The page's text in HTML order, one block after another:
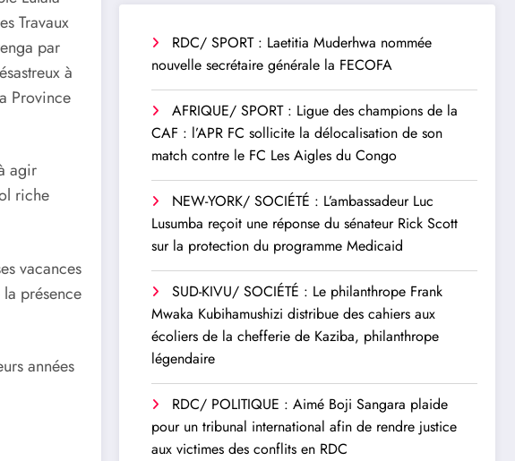
Travaux
par
à
Province
agir
riche
vacances
présence
années
RDC/ SPORT : Laetitia Muderhwa nommée
nouvelle secrétaire générale la FECOFA
AFRIQUE/ SPORT : Ligue des champions de la
CAF : l’APR FC sollicite la délocalisation de son
match contre le FC Les Aigles du Congo
NEW-YORK/ SOCIÉTÉ : L’ambassadeur Luc
Lusumba reçoit une réponse du sénateur Rick Scott
sur la protection du programme Medicaid
SUD-KIVU/ SOCIÉTÉ : Le philanthrope Frank
Mwaka Kubihamushizi distribue des cahiers aux
écoliers de la chefferie de Kaziba, philanthrope
légendaire
RDC/ POLITIQUE : Aimé Boji Sangara plaide
pour un tribunal international afin de rendre justice
aux victimes des conflits en RDC